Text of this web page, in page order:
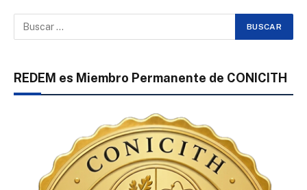
REDEM es Miembro Permanente de CONICITH